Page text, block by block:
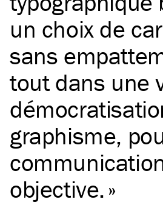
un choix de
sans
tout dans une
graphisme,
objective.